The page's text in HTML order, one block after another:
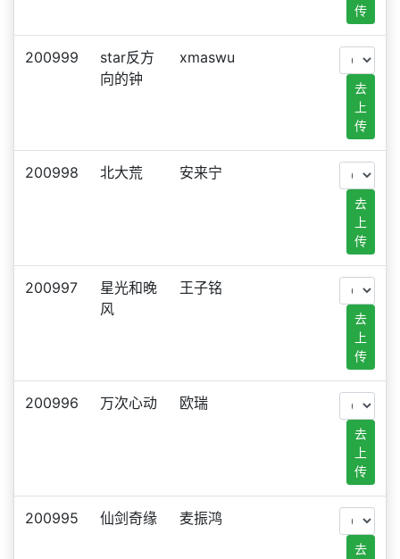
传
200999
star反方
向的钟
xmaswu
去
上
传
200998 北大荒 安来宁
去
上
传
200997
星光和晚
风
王子铭
去
上
传
200996 万次心动 欧瑞
去
上
传
200995 仙剑奇缘 麦振鸿
去